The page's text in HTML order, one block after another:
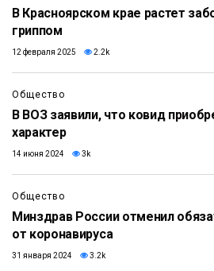
В Красноярском крае растет
гриппом
12 февраля 2025 2.2k
Общество
В ВОЗ заявили, что ковид
характер
14 июня 2024 3k
Общество
Минздрав России отменил
от коронавируса
31 января 2024 3.2k